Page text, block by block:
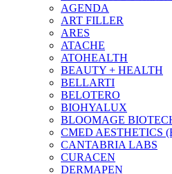
AGENDA
ART FILLER
ARES
ATACHE
ATOHEALTH
BEAUTY + HEALTH
BELLARTI
BELOTERO
BIOHYALUX
BLOOMAGE
CMED AESTHETICS
CANTABRIA LABS
CURACEN
DERMAPEN